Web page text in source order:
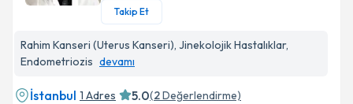
Prof. Dr. Ceyhun Numanoğlu Profil Fotoğrafı
Takip Et
Rahim Kanseri (Uterus Kanseri), Jinekolojik Hastalıklar,
Endometriozis devamı
İstanbul 1 Adres 5.0(2Değerlendirme)